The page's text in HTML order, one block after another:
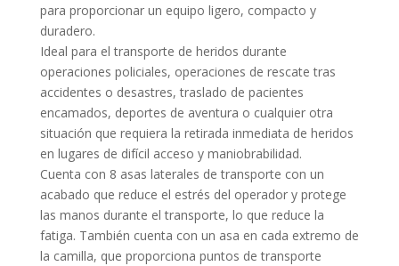
para proporcionar un equipo ligero, compacto y
duradero.
Ideal para el transporte de heridos durante
operaciones policiales, operaciones de rescate tras
accidentes o desastres, traslado de pacientes
encamados, deportes de aventura o cualquier otra
situación que requiera la retirada inmediata de heridos
en lugares de difícil acceso y maniobrabilidad.
Cuenta con 8 asas laterales de transporte con un
acabado que reduce el estrés del operador y protege
las manos durante el transporte, lo que reduce la
fatiga. También cuenta con un asa en cada extremo de
la camilla, que proporciona puntos de transporte